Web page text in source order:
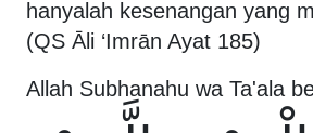
hanyalah kesenangan yang
(QS Āli ‘Imrān Ayat 185)
Allah Subhanahu wa Ta'ala